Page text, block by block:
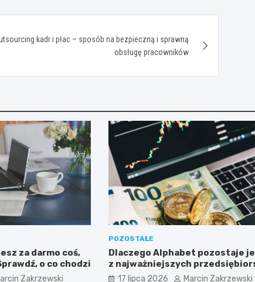
kadr i płac – sposób na bezpieczną i sprawną
obsługę pracowników
za darmo coś,
o co chodzi
Zakrzewski
POZOSTAŁE
Dlaczego Alphabet pozostaje
z najważniejszych
dla inwestorów
17 lipca 2026 Marcin Zakrzewski